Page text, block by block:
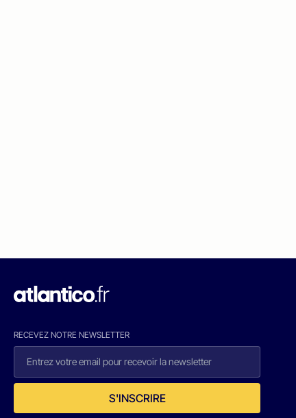
RECEVEZ NOTRE NEWSLETTER
S'INSCRIRE